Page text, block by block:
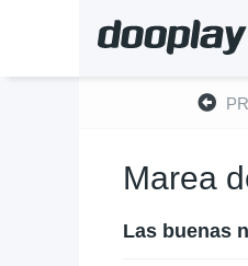
Marea
Las buenas